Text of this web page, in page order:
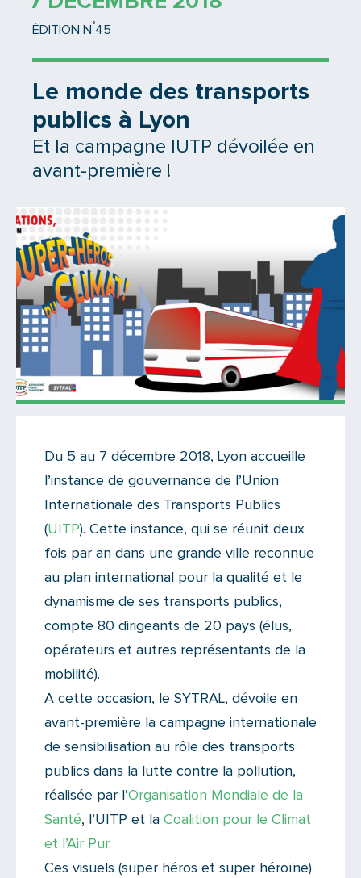
ÉDITION N °45
Le monde des transports
publics à Lyon
Et la campagne IUTP dévoilée en
avant-première !
Il n'y a aucun commentaire...
Ajoutez le vôtre
Du 5 au 7 décembre 2018, Lyon accueille
l’instance de gouvernance de l’Union
Internationale des Transports Publics
(UITP). Cette instance, qui se réunit deux
fois par an dans une grande ville reconnue
au plan international pour la qualité et le
dynamisme de ses transports publics,
compte 80 dirigeants de 20 pays (élus,
opérateurs et autres représentants de la
mobilité).
A cette occasion, le SYTRAL, dévoile en
avant-première la campagne internationale
de sensibilisation au rôle des transports
publics dans la lutte contre la pollution,
réalisée par l’Organisation Mondiale de la
Santé, l’UITP et la Coalition pour le Climat
et l’Air Pur.
Ces visuels (super héros et super héroïne)